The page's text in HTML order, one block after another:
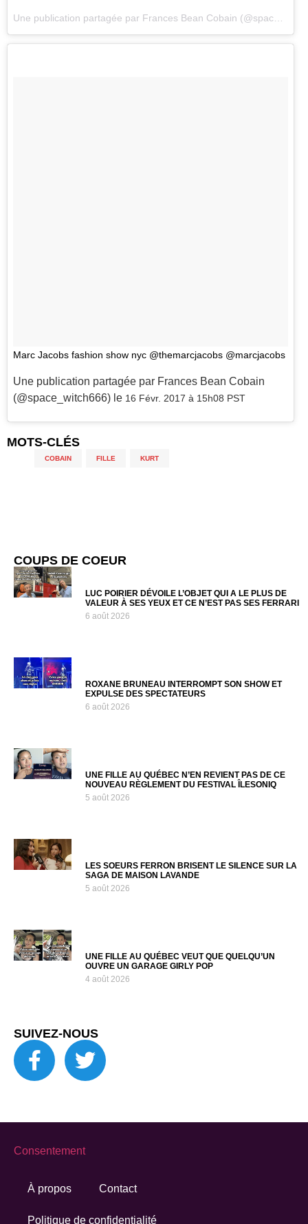
Marc Jacobs fashion show nyc @themarcjacobs @marcjacobs
Une publication partagée par Frances Bean Cobain
(@space_witch666) le 16 Févr. 2017 à 15h08 PST
MOTS-CLÉS
COBAIN FILLE KURT
COUPS DE COEUR
LUC POIRIER DÉVOILE L’OBJET QUI A LE PLUS DE
VALEUR À SES YEUX ET CE N’EST PAS SES FERRARI
6 août 2026
ROXANE BRUNEAU INTERROMPT SON SHOW ET
EXPULSE DES SPECTATEURS
6 août 2026
UNE FILLE AU QUÉBEC N’EN REVIENT PAS DE CE
NOUVEAU RÈGLEMENT DU FESTIVAL ÎLESONIQ
5 août 2026
LES SOEURS FERRON BRISENT LE SILENCE SUR LA
SAGA DE MAISON LAVANDE
5 août 2026
UNE FILLE AU QUÉBEC VEUT QUE QUELQU’UN
OUVRE UN GARAGE GIRLY POP
4 août 2026
SUIVEZ-NOUS
À propos Contact
Politique de confidentialité
Consentement